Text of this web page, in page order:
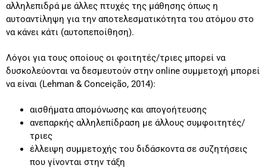
αλληλεπιδρά με άλλες πτυχές της μάθησης όπως η
αυτοαντίληψη για την αποτελεσματικότητα του ατόμου στο
να κάνει κάτι (αυτοπεποίθηση).
Λόγοι για τους οποίους οι φοιτητές/τριες μπορεί να
δυσκολεύονται να δεσμευτούν στην online συμμετοχή μπορεί
να είναι (Lehman & Conceição, 2014):
αισθήματα απομόνωσης και απογοήτευσης
ανεπαρκής αλληλεπίδραση με άλλους συμφοιτητές/
τριες
έλλειψη συμμετοχής του διδάσκοντα σε συζητήσεις
που γίνονται στην τάξη